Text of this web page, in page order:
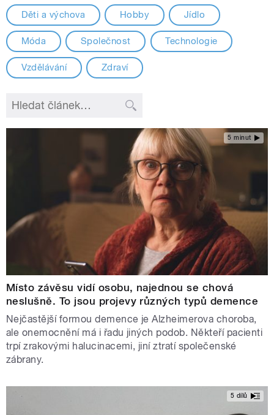
Děti a výchova Hobby Jídlo
Móda Společnost Technologie
Vzdělávání Zdraví
5 minut
Místo závěsu vidí osobu, najednou se chová
neslušně. To jsou projevy různých typů demence
Nejčastější formou demence je Alzheimerova choroba,
ale onemocnění má i řadu jiných podob. Někteří pacienti
trpí zrakovými halucinacemi, jiní ztratí společenské
zábrany.
5 dílů